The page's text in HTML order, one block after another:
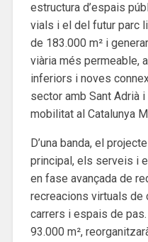
estructura d’espais
vials i el del futur parc
de 183.000 m² i
viària més permeable,
inferiors i noves
sector amb Sant Adrià
mobilitat al Catalunya
D’una banda, el
principal, els serveis i
en fase avançada de
recreacions virtuals de
carrers i espais de
93.000 m²,